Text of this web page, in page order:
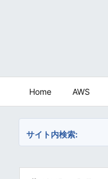
Home AWS
サイト内検索: